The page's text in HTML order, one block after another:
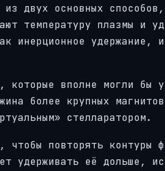
двух основных
температуру плазмы и
инерционное удержание,
которые вполне могли бы
более крупных
стелларатором.
чтобы повторять контуры
удерживать её дольше,